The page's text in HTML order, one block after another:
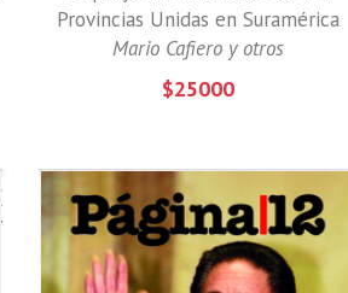
2003-Provincias Unidas en Suramérica
Mario Cafiero y otros
$25000
Mitos
y
leyendas